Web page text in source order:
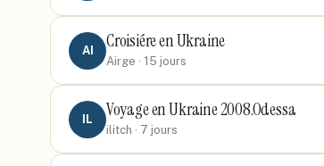
AI Croisiére en Ukraine
Airge · 15 jours
IL Voyage en Ukraine 2008.Odessa
ilitch · 7 jours